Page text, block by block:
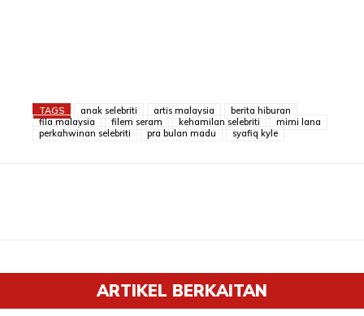
TAGS anak selebriti artis malaysia
berita hiburan
fila malaysia
filem seram kehamilan selebriti
mimi lana
perkahwinan selebriti
pra bulan madu syafiq kyle
ARTIKEL BERKAITAN